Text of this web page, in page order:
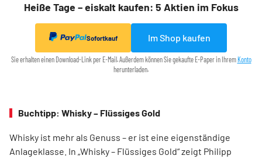
Heiße Tage – eiskalt kaufen: 5 Aktien im Fokus
Sofortkauf Im Shop kaufen
Sie erhalten einen Download-Link per E-Mail. Außerdem können Sie gekaufte E-Paper in Ihrem Konto
herunterladen.
Buchtipp: Whisky – Flüssiges Gold
Whisky ist mehr als Genuss – er ist eine eigenständige
Anlageklasse. In „Whisky – Flüssiges Gold“ zeigt Philipp